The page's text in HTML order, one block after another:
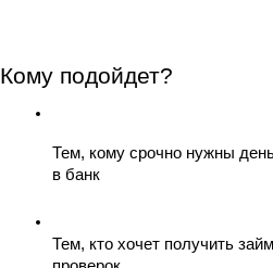
Кому подойдет?
Тем, кому срочно нужны
в банк
Тем, кто хочет получить